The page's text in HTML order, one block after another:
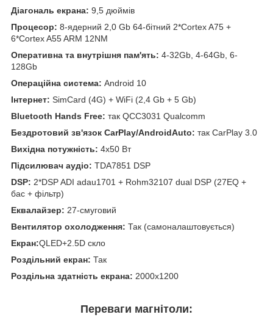
Діагональ екрана: 9,5 дюймів
Процесор: 8-ядерний 2,0 Gb 64-бітний 2*Cortex A75 +
6*Cortex A55 ARM 12NM
Оперативна та внутрішня пам'ять: 4-32Gb, 4-64Gb, 6-
128Gb
Операційна система: Android 10
Інтернет: SimCard (4G) + WiFi (2,4 Gb + 5 Gb)
Bluetooth Hands Free: так QCC3031 Qualcomm
Бездротовий зв'язок CarPlay/AndroidAuto: так CarPlay 3.0
Вихідна потужність: 4x50 Вт
Підсилювач аудіо: TDA7851 DSP
DSP: 2*DSP ADI adau1701 + Rohm32107 dual DSP (27EQ +
бас + фільтр)
Еквалайзер: 27-смуговий
Вентилятор охолодження: Так (самоналаштовується)
Екран:QLED+2.5D скло
Роздільний екран: Так
Роздільна здатність екрана: 2000x1200
Переваги магнітоли: